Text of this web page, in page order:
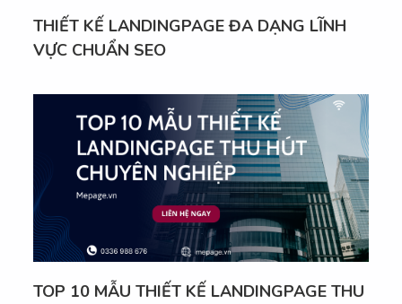
THIẾT KẾ LANDINGPAGE ĐA DẠNG LĨNH
VỰC CHUẨN SEO
TOP 10 MẪU THIẾT KẾ LANDINGPAGE THU